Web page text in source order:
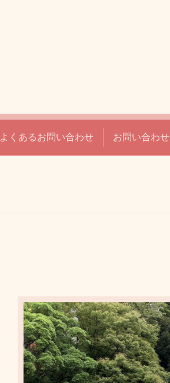
よくあるお問い合わせ お問い合わせ